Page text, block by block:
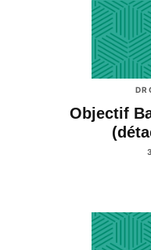
Objectif